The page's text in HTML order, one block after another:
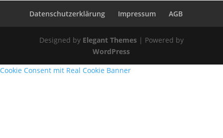
Datenschutzerklärung Impressum AGB
Designed by Elegant Themes| Powered by
WordPress
Cookie Consent mit Real Cookie Banner